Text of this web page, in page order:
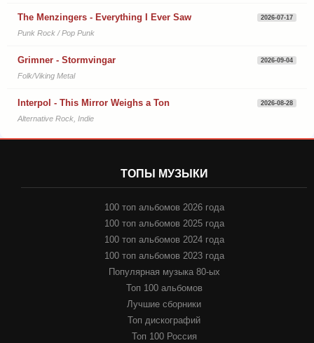
The Menzingers - Everything I Ever Saw 2026-07-17
Punk Rock / Pop Punk
Grimner - Stormvingar 2026-09-04
Folk/Viking Metal
Interpol - This Mirror Weighs a Ton 2026-08-28
Alternative Rock, Indie
ТОПЫ МУЗЫКИ
100 топ альбомов 2026 года
100 топ альбомов 2025 года
100 топ альбомов 2024 года
100 топ альбомов 2023 года
Популярная музыка 80-ых
Топ 100 альбомов
Лучшие сборники
Топ дискографий
Топ 100 Россия